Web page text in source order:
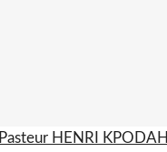
Pasteur HENRI KPODAHI